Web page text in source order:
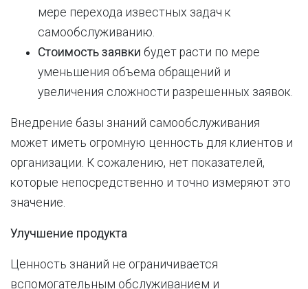
мере перехода известных задач к
самообслуживанию.
Стоимость заявки будет расти по мере
уменьшения объема обращений и
увеличения сложности разрешенных заявок.
Внедрение базы знаний самообслуживания
может иметь огромную ценность для клиентов и
организации. К сожалению, нет показателей,
которые непосредственно и точно измеряют это
значение.
Улучшение продукта
Ценность знаний не ограничивается
вспомогательным обслуживанием и